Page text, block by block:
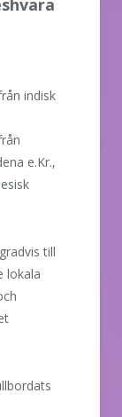
indisk
e.Kr.,
till
lokala